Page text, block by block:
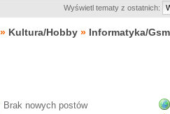
Wyświetl tematy z ostatnich:
» Kultura/Hobby » Informatyka/Gsm
Brak nowych postów